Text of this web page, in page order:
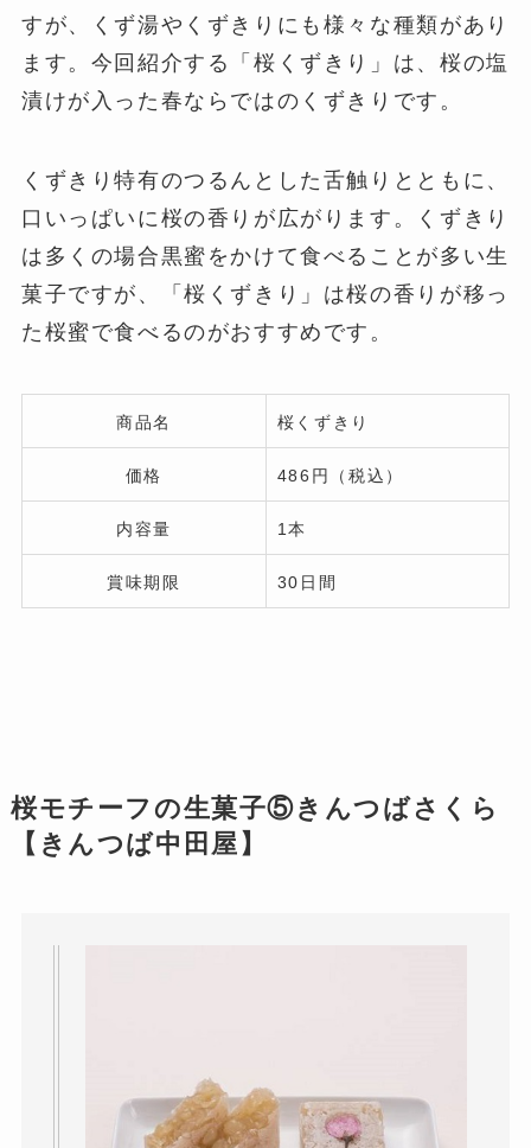
すが、くず湯やくずきりにも様々な種類があり
ます。今回紹介する「桜くずきり」は、桜の塩
漬けが入った春ならではのくずきりです。
くずきり特有のつるんとした舌触りとともに、
口いっぱいに桜の香りが広がります。くずきり
は多くの場合黒蜜をかけて食べることが多い生
菓子ですが、「桜くずきり」は桜の香りが移っ
た桜蜜で食べるのがおすすめです。
商品名 桜くずきり
価格 486円（税込）
内容量 1本
賞味期限 30日間
桜モチーフの生菓子⑤きんつばさくら
【きんつば中田屋】